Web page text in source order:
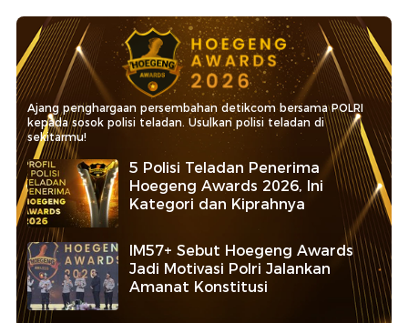
Ajang penghargaan persembahan detikcom bersama POLRI
kepada sosok polisi teladan. Usulkan polisi teladan di
sekitarmu!
5 Polisi Teladan Penerima
Hoegeng Awards 2026, Ini
Kategori dan Kiprahnya
IM57+ Sebut Hoegeng Awards
Jadi Motivasi Polri Jalankan
Amanat Konstitusi